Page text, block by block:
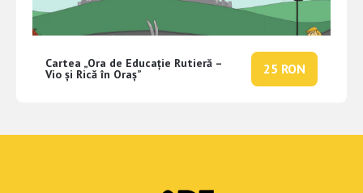
Cartea „Ora de Educație Rutieră –
Vio și Rică în Oraș” 25 RON